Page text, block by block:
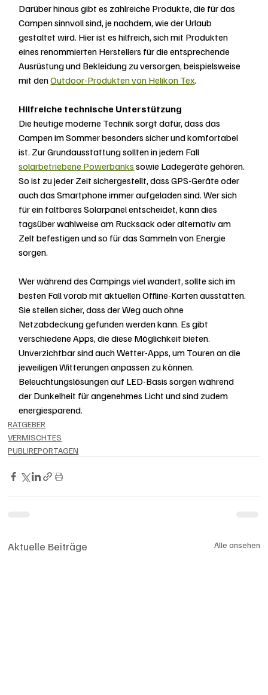
Darüber hinaus gibt es zahlreiche Produkte, die für das
Campen sinnvoll sind, je nachdem, wie der Urlaub
gestaltet wird. Hier ist es hilfreich, sich mit Produkten
eines renommierten Herstellers für die entsprechende
Ausrüstung und Bekleidung zu versorgen, beispielsweise
mit den Outdoor-Produkten von Helikon Tex.
Hilfreiche technische Unterstützung
Die heutige moderne Technik sorgt dafür, dass das
Campen im Sommer besonders sicher und komfortabel
ist. Zur Grundausstattung sollten in jedem Fall
solarbetriebene Powerbanks sowie Ladegeräte gehören.
So ist zu jeder Zeit sichergestellt, dass GPS-Geräte oder
auch das Smartphone immer aufgeladen sind. Wer sich
für ein faltbares Solarpanel entscheidet, kann dies
tagsüber wahlweise am Rucksack oder alternativ am
Zelt befestigen und so für das Sammeln von Energie
sorgen.
Wer während des Campings viel wandert, sollte sich im
besten Fall vorab mit aktuellen Offline-Karten ausstatten.
Sie stellen sicher, dass der Weg auch ohne
Netzabdeckung gefunden werden kann. Es gibt
verschiedene Apps, die diese Möglichkeit bieten.
Unverzichtbar sind auch Wetter-Apps, um Touren an die
jeweiligen Witterungen anpassen zu können.
Beleuchtungslösungen auf LED-Basis sorgen während
der Dunkelheit für angenehmes Licht und sind zudem
energiesparend.
RATGEBER
VERMISCHTES
PUBLIREPORTAGEN
Aktuelle Beiträge Alle ansehen